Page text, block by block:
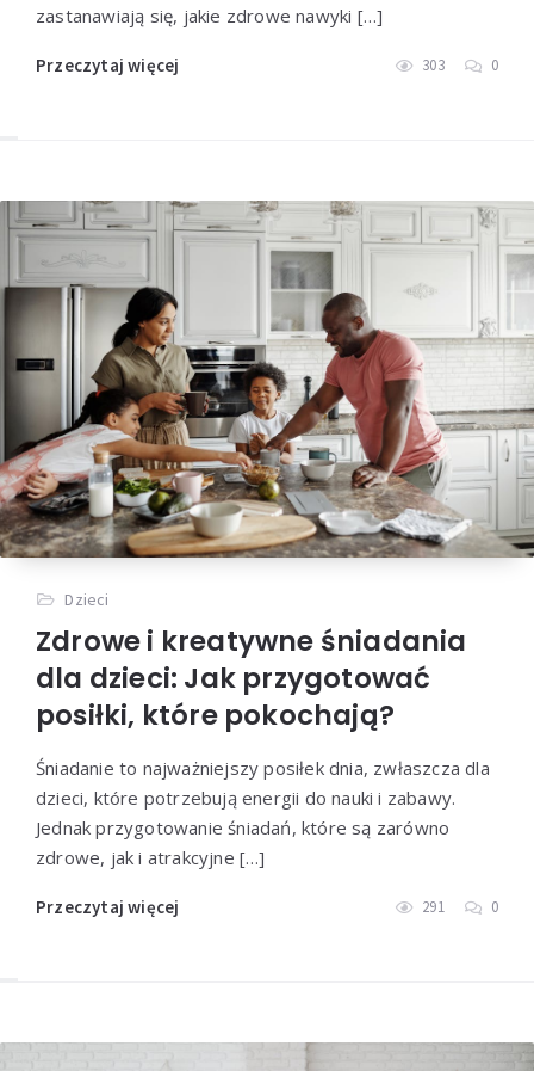
zastanawiają się, jakie zdrowe nawyki […]
Przeczytaj więcej 303 0
Dzieci
Zdrowe i kreatywne śniadania
dla dzieci: Jak przygotować
posiłki, które pokochają?
Śniadanie to najważniejszy posiłek dnia, zwłaszcza dla
dzieci, które potrzebują energii do nauki i zabawy.
Jednak przygotowanie śniadań, które są zarówno
zdrowe, jak i atrakcyjne […]
Przeczytaj więcej 291 0